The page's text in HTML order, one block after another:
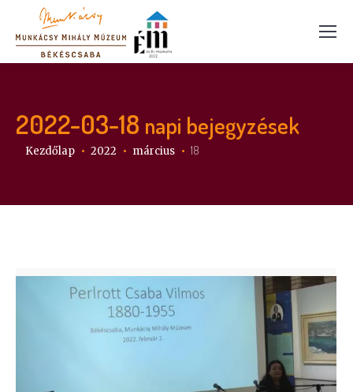
2022-03-18 napi bejegyzések
Itt vagy:
Kezdőlap 2022 március 18